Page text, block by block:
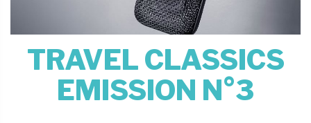
TRAVEL CLASSICS
EMISSION N°3